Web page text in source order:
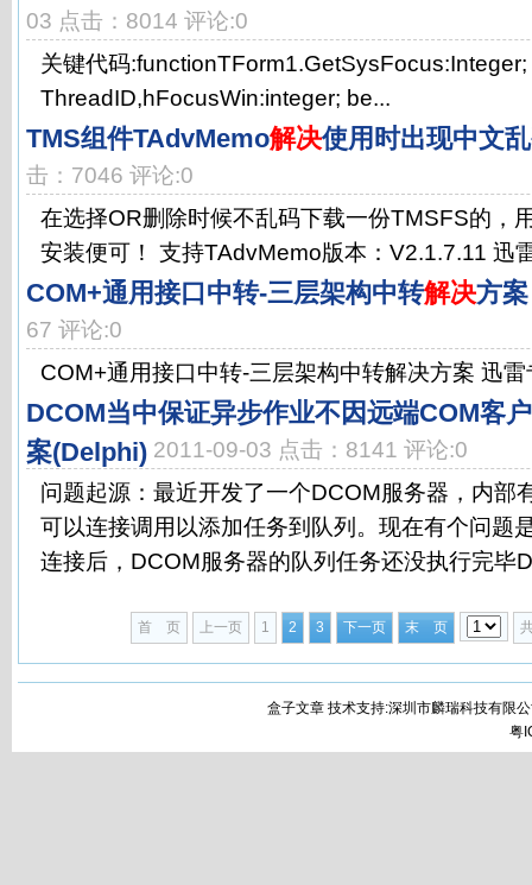
03 点击：8014 评论:0
关键代码
ThreadID,hFocusWin:integer; be...
TMS组件TAdvMemo解决使用时出现中文
击：7046 评论:0
在选择OR删除时候不乱码下载一份TMSFS的，
安装便可！ 支持TAdvMemo版本：V2.1.7.11 迅
COM+通用接口中转-三层架构中转解决方案
67 评论:0
COM+通用接口中转-三层架构中转解决方案 迅
DCOM当中保证异步作业不因远端COM客
案(Delphi) 2011-09-03 点击：8141 评论:0
问题起源：最近开发了一个DCOM服务器，内部
可以连接调用以添加任务到队列。现在有个问题
连接后，DCOM服务器的队列任务还没执行完毕
首 页 上一页 1 2 3 下一页 末 页
盒子文章 技术支持:深圳市麟瑞科技有限
粤